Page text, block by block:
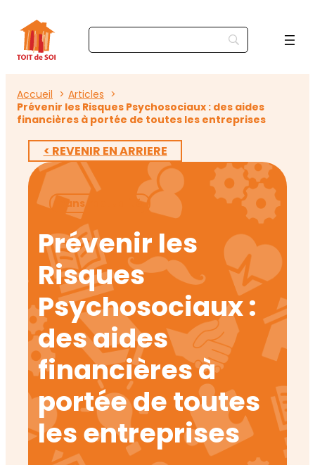
Accueil
Articles
Prévenir les Risques Psychosociaux : des aides
financières à portée de toutes les entreprises
< REVENIR EN ARRIERE
Dans l’actualité
Prévenir les
Risques
Psychosociaux :
des aides
financières à
portée de toutes
les entreprises